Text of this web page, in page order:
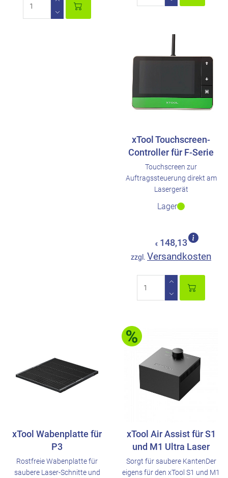
xTool Touchscreen-
Controller für F-Serie
Touchscreen zur
Auftragssteuerung direkt am
Lasergerät
Lager
€ 148,13
zzgl. Versandkosten
xTool Wabenplatte für
P3
Rostfreie Wabenplatte für
saubere Laser-Schnitte und
xTool Air Assist für S1
und M1 Ultra Laser
Sorgt für saubere KantenDer
eigens für den xTool S1 und M1